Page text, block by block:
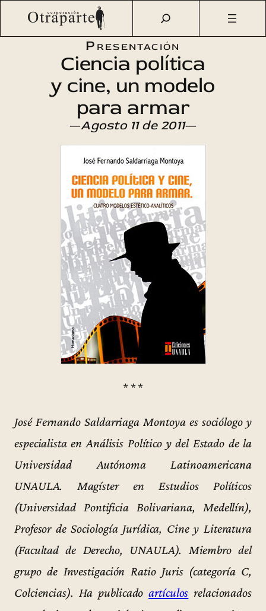
Saltar
Otraparte.org/Agenda Cultural Literatura
Ciencia
Presentación
Ciencia política
y cine, un modelo
para armar
—Agosto 11 de 2011—
* * *
José Fernando Saldarriaga Montoya es sociólogo y
especialista en Análisis Político y del Estado de la
Universidad Autónoma Latinoamericana
UNAULA. Magíster en Estudios Políticos
(Universidad Pontificia Bolivariana, Medellín),
Profesor de Sociología Jurídica, Cine y Literatura
(Facultad de Derecho, UNAULA). Miembro del
grupo de Investigación Ratio Juris (categoría C,
Colciencias). Ha publicadoartículos relacionados